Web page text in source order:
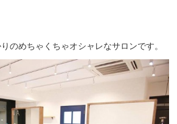
のめちゃくちゃオシャレなサロンです。